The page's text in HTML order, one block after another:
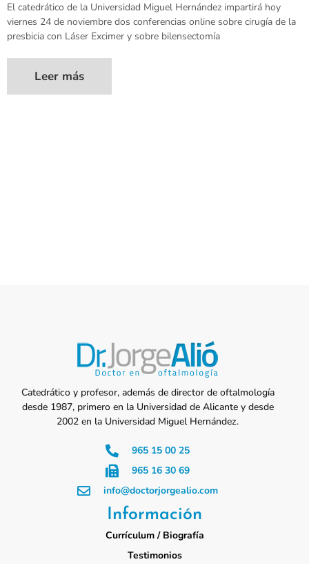
El catedrático de la Universidad Miguel Hernández impartirá hoy
viernes 24 de noviembre dos conferencias online sobre cirugía de la
presbicia con Láser Excimer y sobre bilensectomía
Leer más
Catedrático y profesor, además de director de oftalmología
desde 1987, primero en la Universidad de Alicante y desde
2002 en la Universidad Miguel Hernández.
965 15 00 25
965 16 30 69
info@doctorjorgealio.com
Información
Currículum / Biografía
Testimonios